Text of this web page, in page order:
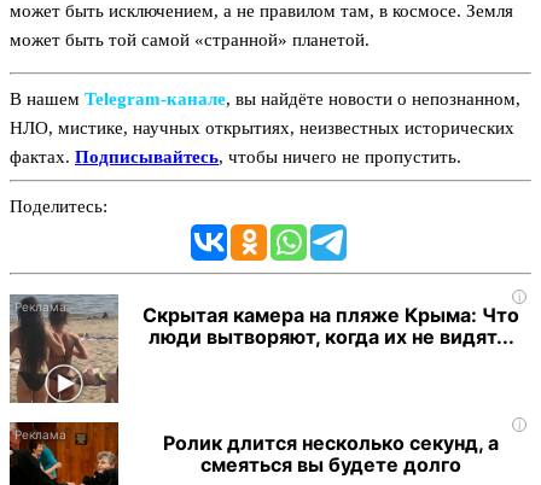
может быть исключением, а не правилом там, в космосе. Земля
может быть той самой «странной» планетой.
В нашем Telegram‑канале, вы найдёте новости о непознанном,
НЛО, мистике, научных открытиях, неизвестных исторических
фактах. Подписывайтесь, чтобы ничего не пропустить.
Поделитесь:
i
Скрытая камера на пляже Крыма: Что
люди вытворяют, когда их не видят...
i
Ролик длится несколько секунд, а
смеяться вы будете долго